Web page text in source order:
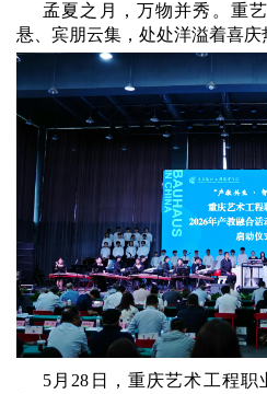
孟夏之月，万物并秀。重
悬、宾朋云集，处处洋溢着喜庆
5月28日，重庆艺术工程